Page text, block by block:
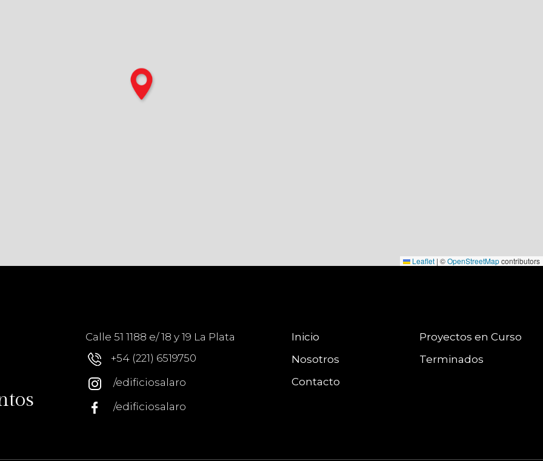
Leaflet | ©OpenStreetMapcontributors
Calle 51 1188 e/ 18 y 19 La Plata
+54 (221) 6519750
/edificiosalaro
/edificiosalaro
Inicio
Proyectos en Curso
Nosotros
Terminados
Contacto